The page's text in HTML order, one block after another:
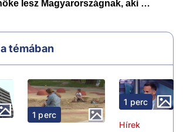
témában
1 perc
1 perc
Hírek